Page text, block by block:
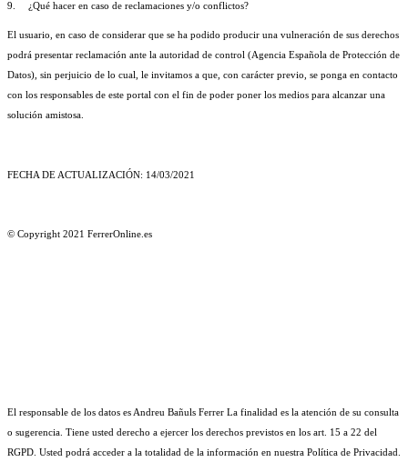
9. ¿Qué hacer en caso de reclamaciones y/o conflictos?
El usuario, en caso de considerar que se ha podido producir una vulneración de sus derechos
podrá presentar reclamación ante la autoridad de control (Agencia Española de Protección de
Datos), sin perjuicio de lo cual, le invitamos a que, con carácter previo, se ponga en contacto
con los responsables de este portal con el fin de poder poner los medios para alcanzar una
solución amistosa.
FECHA DE ACTUALIZACIÓN: 14/03/2021
© Copyright 2021 FerrerOnline.es
El responsable de los datos es Andreu Bañuls Ferrer La finalidad es la atención de su consulta
o sugerencia. Tiene usted derecho a ejercer los derechos previstos en los art. 15 a 22 del
RGPD. Usted podrá acceder a la totalidad de la información en nuestra Política de Privacidad.